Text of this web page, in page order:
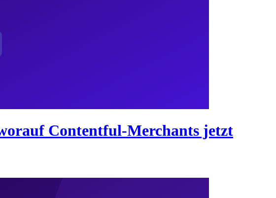
Contentful-Merchants jetzt